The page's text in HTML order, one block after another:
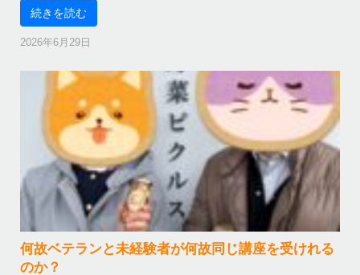
続きを読む
2026年6月29日
何故ベテランと未経験者が何故同じ講座を受けれる
のか？